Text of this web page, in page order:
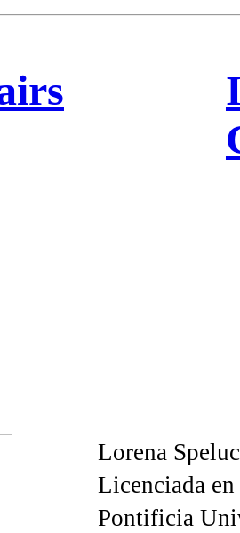
Lorena
Licenciada
Pontificia